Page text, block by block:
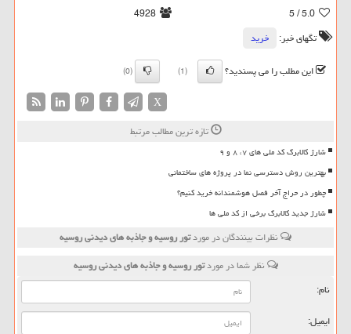
5.0
/ 5
4928
تگهای خبر:
خرید
این مطلب را می پسندید؟
(1)
(0)
X
تازه ترین مطالب مرتبط
شارژ کالابرگ کد ملی های ۷، ۸ و ۹
بهترین روش دسترسی نما در پروژه های ساختمانی
چطور در حراج آخر فصل هوشمندانه خرید کنیم؟
شارژ جدید کالابرگ برخی از کد ملی ها
نظرات بینندگان در موردتور روسیه و جاذبه های دیدنی روسیه
نظر شما در موردتور روسیه و جاذبه های دیدنی روسیه
نام:
ایمیل: